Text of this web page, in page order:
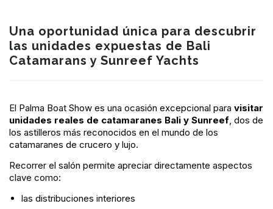
Una oportunidad única para descubrir
las unidades expuestas de Bali
Catamarans y Sunreef Yachts
El Palma Boat Show es una ocasión excepcional para visitar
unidades reales de catamaranes Bali y Sunreef, dos de
los astilleros más reconocidos en el mundo de los
catamaranes de crucero y lujo.
Recorrer el salón permite apreciar directamente aspectos
clave como:
las distribuciones interiores